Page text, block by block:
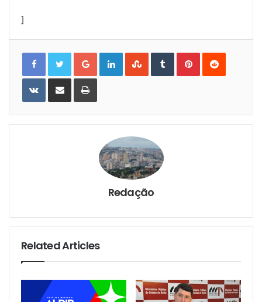
]
Google+LinkedInStumbleUpon
TumblrPinterestReddit
VKontakteShare
Email
Print
Redação
Related Articles